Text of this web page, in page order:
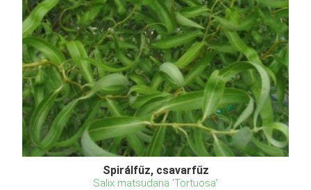
Spirálfűz, csavarfűz
Salix matsudana 'Tortuosa'